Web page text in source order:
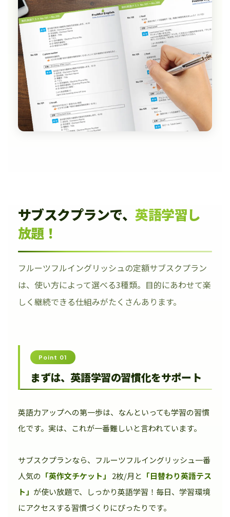
サブスクプランで、 英語学習し
放題！
フルーツフルイングリッシュの定額サブスクプラン
は、使い方によって選べる3種類。目的にあわせて楽
しく継続できる仕組みがたくさんあります。
Point 01
まずは、英語学習の習慣化をサポート
英語力アップへの第一歩は、なんといっても学習の習慣
化です。実は、これが一番難しいと言われています。
サブスクプランなら、フルーツフルイングリッシュ一番
人気の 「英作文チケット」 2枚/月と 「日替わり英語テス
ト」 が使い放題で、しっかり英語学習！毎日、学習環境
にアクセスする習慣づくりにぴったりです。